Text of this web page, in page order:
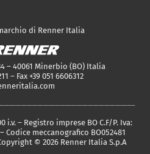
di Renner Italia
– 40061 Minerbio (BO) Italia
– Fax +39 051 6606312
i.v. – Registro imprese BO C.F/P. Iva:
– Codice meccanografico BO052481
© 2026 Renner Italia S.p.A